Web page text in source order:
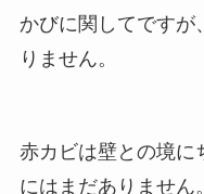
かびに関してですが
りません。
赤カビは壁との境に
にはまだありません。